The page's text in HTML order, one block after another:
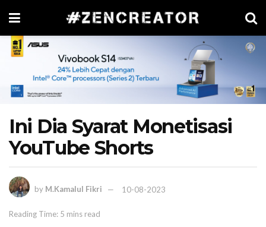
Ini Dia Syarat Monetisasi
YouTube Shorts
by M.Kamalul Fikri 10-08-2023
Reading Time: 5 mins read